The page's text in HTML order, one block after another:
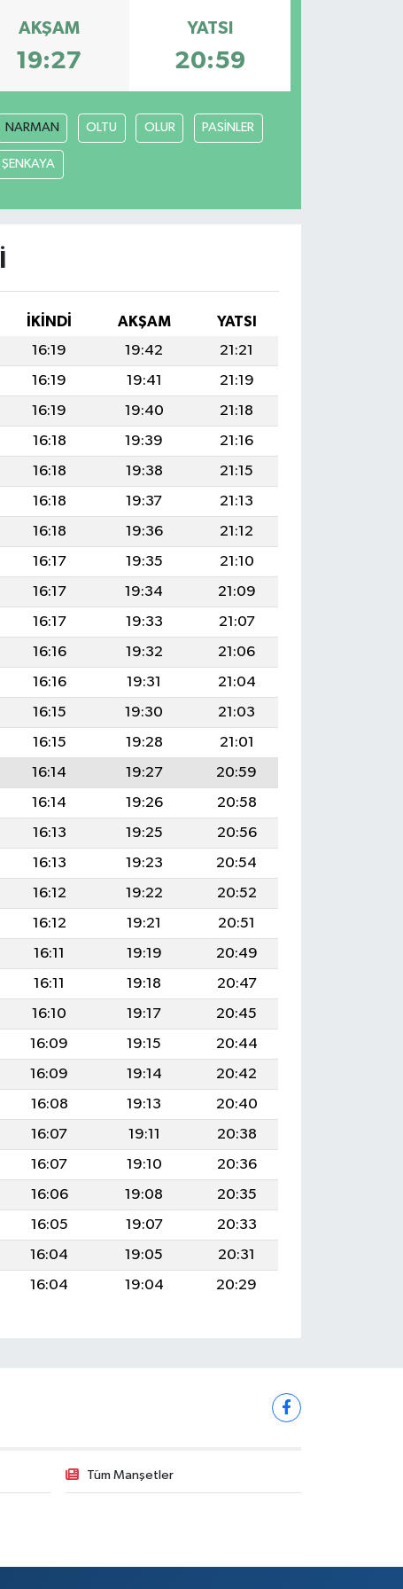
AKŞAM
19:27
YATSI
20:59
NARMAN OLTU OLUR PASİNLER
ŞENKAYA
İKINDI AKŞAM
YATSI
16:19 19:42
21:21
16:19 19:41
21:19
16:19 19:40
21:18
16:18 19:39
21:16
16:18 19:38
21:15
16:18 19:37
21:13
16:18 19:36
21:12
16:17 19:35
21:10
16:17 19:34
21:09
16:17 19:33
21:07
16:16 19:32
21:06
16:16 19:31
21:04
16:15 19:30
21:03
16:15 19:28
21:01
16:14 19:27
20:59
16:14 19:26
20:58
16:13 19:25
20:56
16:13 19:23
20:54
16:12 19:22
20:52
16:12 19:21
20:51
16:11 19:19
20:49
16:11 19:18
20:47
16:10 19:17
20:45
16:09 19:15
20:44
16:09 19:14
20:42
16:08 19:13
20:40
16:07 19:11
20:38
16:07 19:10
20:36
16:06 19:08
20:35
16:05 19:07
20:33
16:04 19:05
20:31
16:04 19:04 20:29
Tüm Manşetler